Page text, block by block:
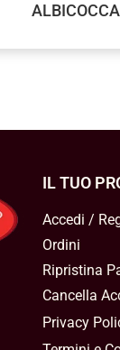
IL TUO
Accedi /
Ordini
Ripristina
Cancella
Privacy